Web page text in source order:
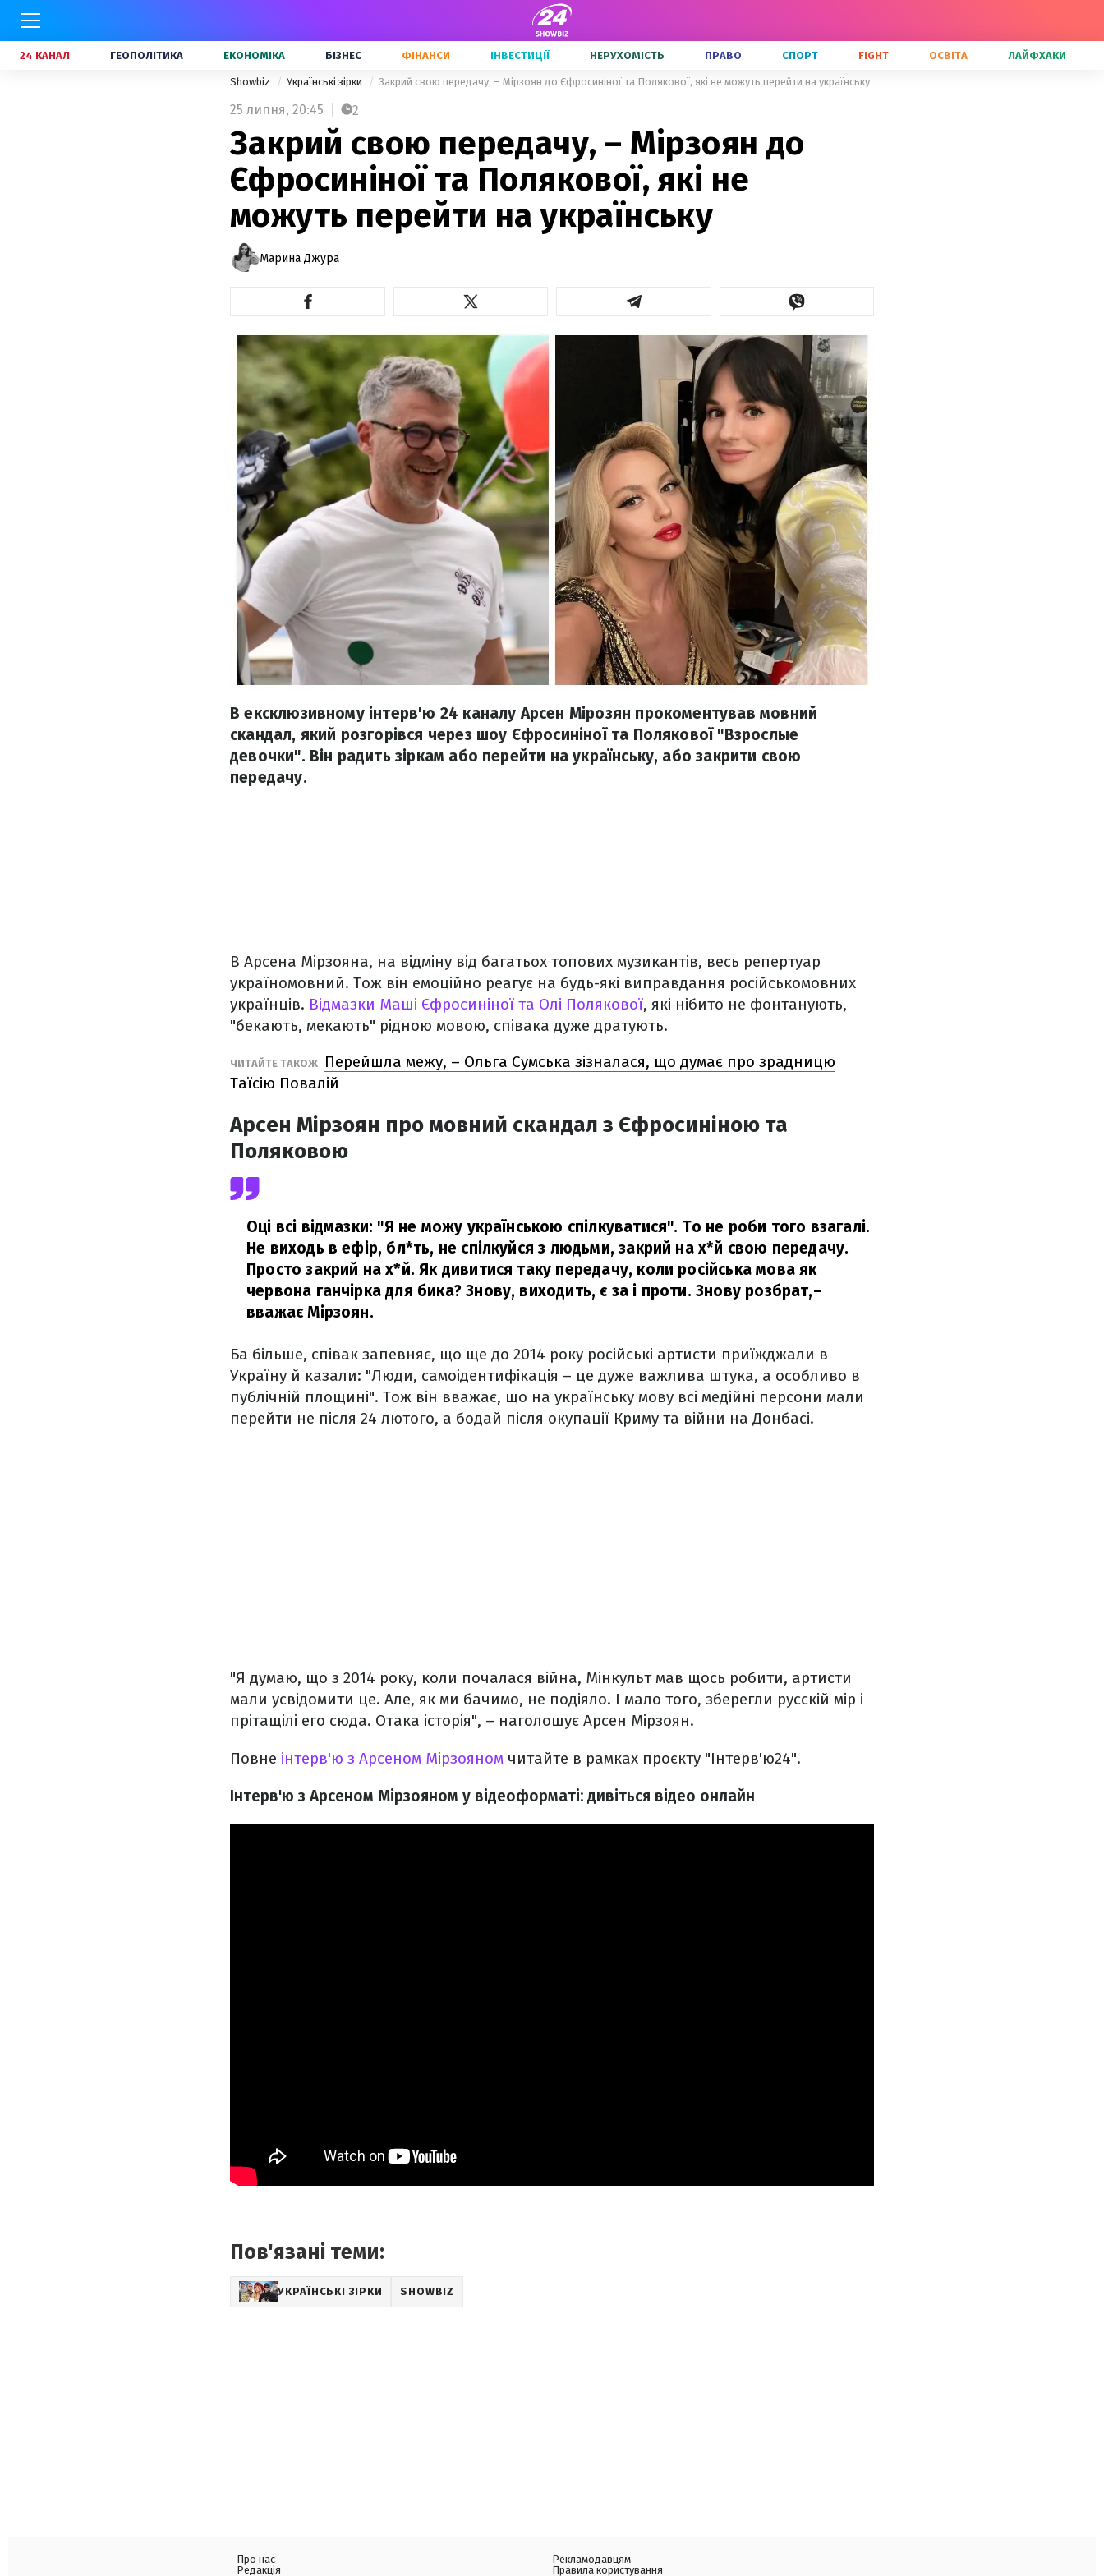
24 КАНАЛ ГЕОПОЛІТИКА ЕКОНОМІКА БІЗНЕС ФІНАНСИ ІНВЕСТИЦІЇ НЕРУХОМІСТЬ ПРАВО СПОРТ FIGHT ОСВІТА ЛАЙФХАКИ
Showbiz Українські зірки Закрий свою передачу, – Мірзоян до Єфросиніної та Полякової, які не можуть перейти на українську
25 липня, 20:45 2
Закрий свою передачу, – Мірзоян до
Єфросиніної та Полякової, які не
можуть перейти на українську
Марина Джура
В ексклюзивному інтерв'ю 24 каналу Арсен Мірозян прокоментував мовний
скандал, який розгорівся через шоу Єфросиніної та Полякової "Взрослые
девочки". Він радить зіркам або перейти на українську, або закрити свою
передачу.
В Арсена Мірзояна, на відміну від багатьох топових музикантів, весь репертуар
україномовний. Тож він емоційно реагує на будь-які виправдання російськомовних
українців. Відмазки Маші Єфросиніної та Олі Полякової, які нібито не фонтанують,
"бекають, мекають" рідною мовою, співака дуже дратують.
ЧИТАЙТЕ ТАКОЖ
Перейшла межу, – Ольга Сумська зізналася, що думає про зрадницю
Таїсію Повалій
Арсен Мірзоян про мовний скандал з Єфросиніною та
Поляковою
Оці всі відмазки: "Я не можу українською спілкуватися". То не роби того взагалі.
Не виходь в ефір, бл*ть, не спілкуйся з людьми, закрий на х*й свою передачу.
Просто закрий на х*й. Як дивитися таку передачу, коли російська мова як
червона ганчірка для бика? Знову, виходить, є за і проти. Знову розбрат,–
вважає Мірзоян.
Ба більше, співак запевняє, що ще до 2014 року російські артисти приїжджали в
Україну й казали: "Люди, самоідентифікація – це дуже важлива штука, а особливо в
публічній площині". Тож він вважає, що на українську мову всі медійні персони мали
перейти не після 24 лютого, а бодай після окупації Криму та війни на Донбасі.
"Я думаю, що з 2014 року, коли почалася війна, Мінкульт мав щось робити, артисти
мали усвідомити це. Але, як ми бачимо, не подіяло. І мало того, зберегли русскій мір і
прітащілі его сюда. Отака історія", – наголошує Арсен Мірзоян.
Повне інтерв'ю з Арсеном Мірзояном читайте в рамках проєкту "Інтерв'ю24".
Інтерв'ю з Арсеном Мірзояном у відеоформаті: дивіться відео онлайн
Пов'язані теми:
УКРАЇНСЬКІ ЗІРКИ SHOWBIZ
Про нас
Редакція
Рекламодавцям
Правила користування